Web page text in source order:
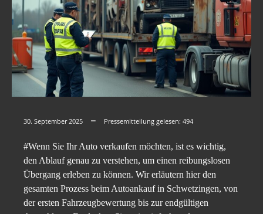
30. September 2025 Pressemitteilung gelesen: 494
#Wenn Sie Ihr Auto verkaufen möchten, ist es wichtig,
den Ablauf genau zu verstehen, um einen reibungslosen
Übergang erleben zu können. Wir erläutern hier den
gesamten Prozess beim Autoankauf in Schwetzingen, von
der ersten Fahrzeugbewertung bis zur endgültigen